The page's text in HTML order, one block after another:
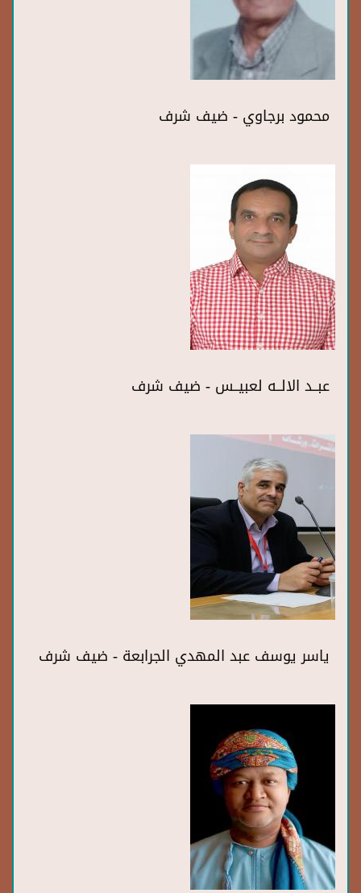
محمود برجاوي - ضيف شرف
عبــد الالــه لعبيــس - ضيف شرف
ياسر يوسف عبد المهدي الجرابعة - ضيف شرف